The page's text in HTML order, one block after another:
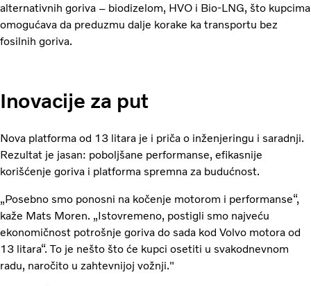
alternativnih goriva – biodizelom, HVO i Bio-LNG, što kupcima
omogućava da preduzmu dalje korake ka transportu bez
fosilnih goriva.
Inovacije za put
Nova platforma od 13 litara je i priča o inženjeringu i saradnji.
Rezultat je jasan: poboljšane performanse, efikasnije
korišćenje goriva i platforma spremna za budućnost.
„Posebno smo ponosni na kočenje motorom i performanse“,
kaže Mats Moren. „Istovremeno, postigli smo najveću
ekonomičnost potrošnje goriva do sada kod Volvo motora od
13 litara“. To je nešto što će kupci osetiti u svakodnevnom
radu, naročito u zahtevnijoj vožnji."